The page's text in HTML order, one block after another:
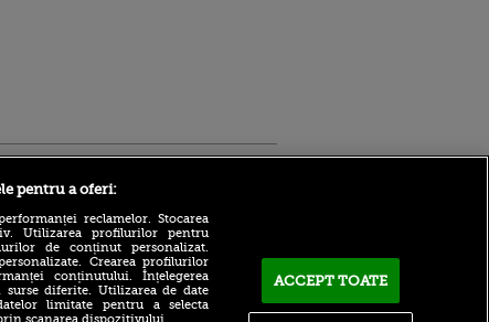
ACUM: Ferencvaros - Real
Madrid 0-0, pe VOYO Sport
pentru a oferi:
reclamelor. Stocarea
Utilizarea profilurilor pentru
de conținut personalizat.
Crearea profilurilor
conținutului. Înțelegerea
diferite. Utilizarea de date
limitate pentru a selecta
ACCEPT TOATE